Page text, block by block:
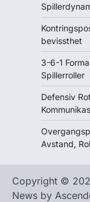
bevissthet
3-6-1
Spillerroller
Defensiv
Avstand,
Copyright ©
News by